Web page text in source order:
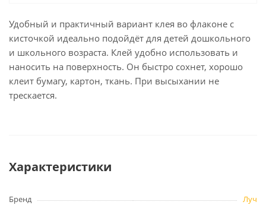
Удобный и практичный вариант клея во флаконе с
кисточкой идеально подойдёт для детей дошкольного
и школьного возраста. Клей удобно использовать и
наносить на поверхность. Он быстро сохнет, хорошо
клеит бумагу, картон, ткань. При высыхании не
трескается.
Характеристики
Бренд
Луч